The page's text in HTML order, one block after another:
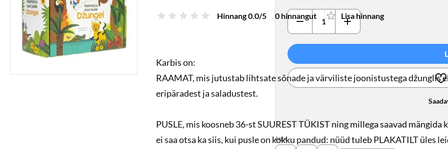
Hinnang 0.0/5 0 hinnangut Lisa hinnang
Karbis on:
RAAMAT, mis jutustab lihtsate sõnade ja värviliste joonistustega džunglis
eripäradest ja saladustest.
PUSLE, mis koosneb 36-st SUUREST TÜKIST ning millega saavad mängida
ei saa otsa ka siis, kui pusle on kokku pandud: nüüd tuleb PLAKATILT üles
Jaga